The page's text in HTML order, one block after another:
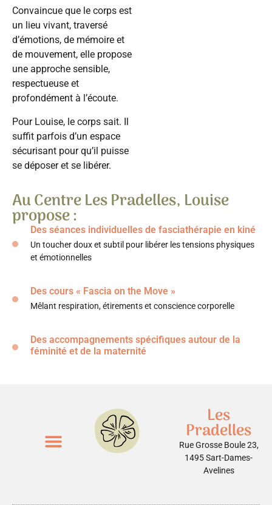
Convaincue que le corps est
un lieu vivant, traversé
d’émotions, de mémoire et
de mouvement, elle propose
une approche sensible,
respectueuse et
profondément à l’écoute.
Pour Louise, le corps sait. Il
suffit parfois d’un espace
sécurisant pour qu’il puisse
se déposer et se libérer.
Au Centre Les Pradelles, Louise
propose :
Des séances individuelles de fasciathérapie en kiné
Un toucher doux et subtil pour libérer les tensions physiques
et émotionnelles
Des cours « Fascia on the Move »
Mêlant respiration, étirements et conscience corporelle
Des accompagnements spécifiques autour de la
féminité et de la maternité
Les
Pradelles
Rue Grosse Boule 23,
1495 Sart-Dames-
Avelines